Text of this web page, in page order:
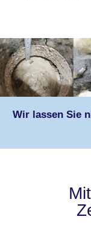
Wir lassen Sie